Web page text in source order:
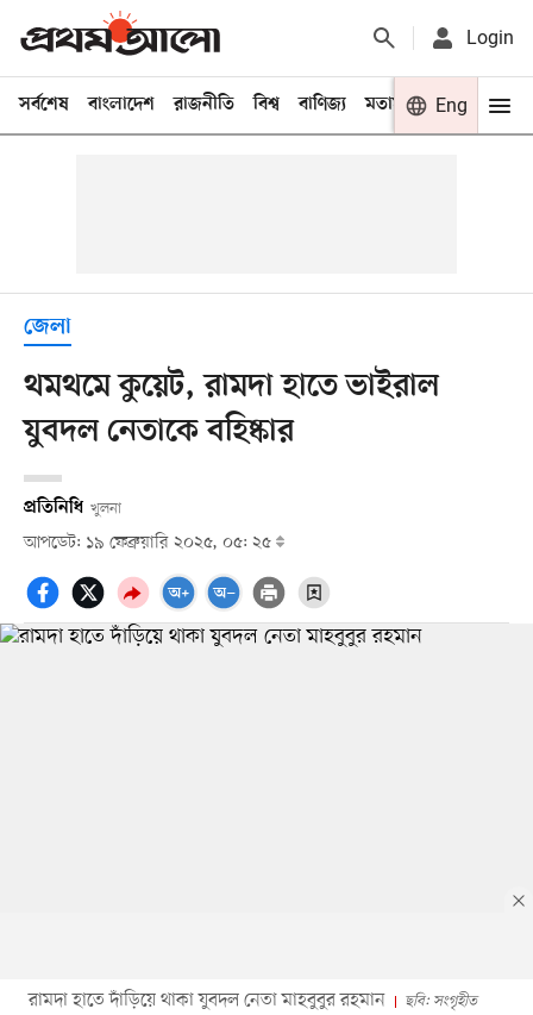
Login
সর্বশেষ বাংলাদেশ রাজনীতি বিশ্ব বাণিজ্য মতামত খেলা
Eng
জেলা
থমথমে কুয়েট, রামদা হাতে ভাইরাল
যুবদল নেতাকে বহিষ্কার
প্রতিনিধি খুলনা
আপডেট: ১৯ ফেব্রুয়ারি ২০২৫, ০৫: ২৫
রামদা হাতে দাঁড়িয়ে থাকা যুবদল নেতা মাহবুবুর রহমান ছবি: সংগৃহীত